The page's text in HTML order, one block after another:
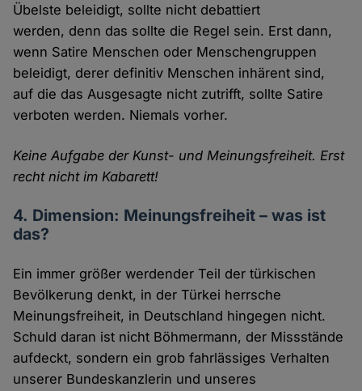
Übelste beleidigt, sollte nicht debattiert
werden, denn das sollte die Regel sein. Erst dann,
wenn Satire Menschen oder Menschengruppen
beleidigt, derer definitiv Menschen inhärent sind,
auf die das Ausgesagte nicht zutrifft, sollte Satire
verboten werden. Niemals vorher.
Keine Aufgabe der Kunst- und Meinungsfreiheit. Erst
recht nicht im Kabarett!
4. Dimension: Meinungsfreiheit – was ist
das?
Ein immer größer werdender Teil der türkischen
Bevölkerung denkt, in der Türkei herrsche
Meinungsfreiheit, in Deutschland hingegen nicht.
Schuld daran ist nicht Böhmermann, der Missstände
aufdeckt, sondern ein grob fahrlässiges Verhalten
unserer Bundeskanzlerin und unseres